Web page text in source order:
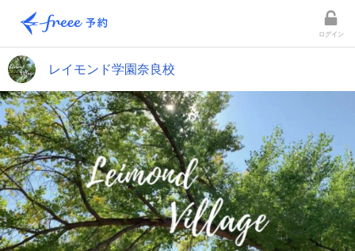
ログイン
レイモンド学園奈良校